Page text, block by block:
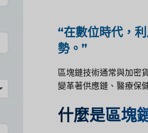
“在數位時代，
勢。”
區塊鏈技術通常與加密
變革著供應鏈、醫療保
什麼是區塊